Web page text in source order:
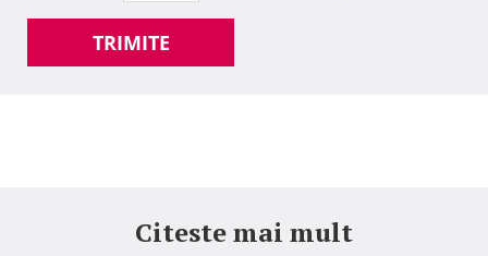
TRIMITE
Citeste mai mult